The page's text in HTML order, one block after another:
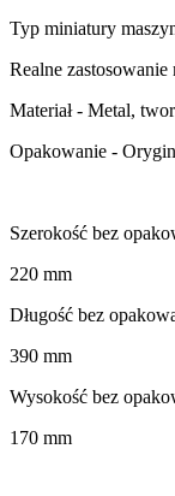
Typ miniatury
Realne
Materiał - Metal,
Opakowanie -
Szerokość bez
220 mm
Długość bez
390 mm
Wysokość bez
170 mm